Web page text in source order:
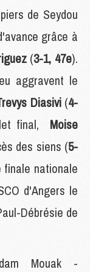
de Seydou
grâce à
(3-1, 47e).
aggravent le
Diasivi(4-
final,
Moise
des siens (5-
finale nationale
d'Angers le
Débrésie de
Mouak -